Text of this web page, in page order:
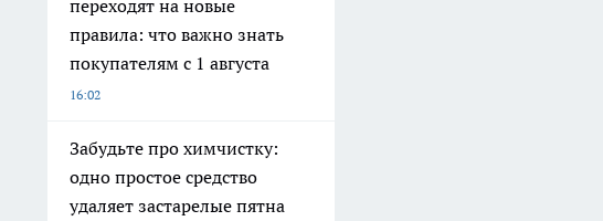
переходят на новые
правила: что важно знать
покупателям с 1 августа
16:02
Забудьте про химчистку:
одно простое средство
удаляет застарелые пятна